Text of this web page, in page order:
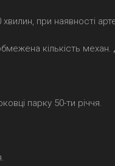
хвилин, при наявності
кількість
парку 50-ти річчя.